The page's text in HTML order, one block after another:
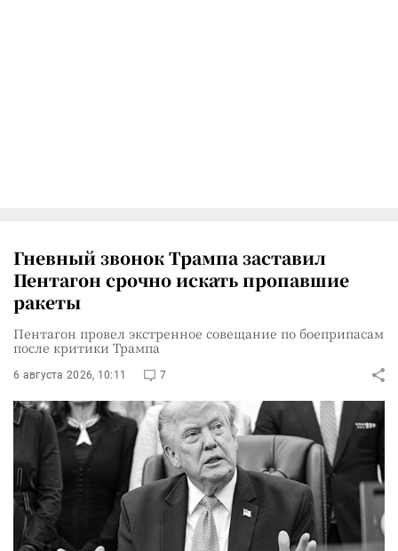
Гневный звонок Трампа заставил
Пентагон срочно искать пропавшие
ракеты
Пентагон провел экстренное совещание по боеприпасам
после критики Трампа
6 августа 2026, 10:11 7